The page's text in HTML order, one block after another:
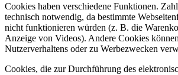
Cookies haben verschiedene Funktionen.
technisch notwendig, da bestimmte
nicht funktionieren würden (z. B. die
Anzeige von Videos). Andere Cookies
Nutzerverhaltens oder zu Werbezwecken
Cookies, die zur Durchführung des